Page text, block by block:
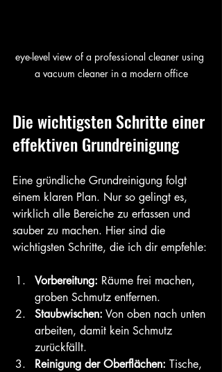
eye-level view of a professional cleaner using
a vacuum cleaner in a modern office
Die wichtigsten Schritte einer
effektiven Grundreinigung
Eine gründliche Grundreinigung folgt
einem klaren Plan. Nur so gelingt es,
wirklich alle Bereiche zu erfassen und
sauber zu machen. Hier sind die
wichtigsten Schritte, die ich dir empfehle:
Vorbereitung: Räume frei machen,
groben Schmutz entfernen.
Staubwischen: Von oben nach unten
arbeiten, damit kein Schmutz
zurückfällt.
Reinigung der Oberflächen: Tische,